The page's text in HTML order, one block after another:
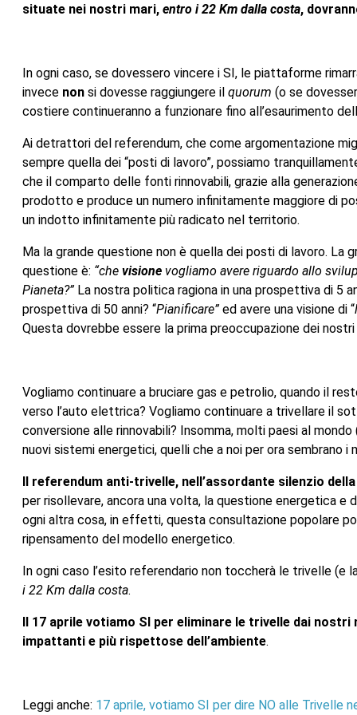
situate nei nostri mari, entro i 22 Km dalla costa,
In ogni caso, se dovessero vincere i SI, le piattaforme
invece nonsi dovesse raggiungere il quorum (o se
costiere continueranno a funzionare fino all’esaurimento
Ai detrattori del referendum, che come argomentazione
sempre quella dei “posti di lavoro”, possiamo
che il comparto delle fonti rinnovabili, grazie alla
prodotto e produce un numero infinitamente maggiore di
un indotto infinitamente più radicato nel territorio.
Ma la grande questione non è quella dei posti di lavoro. La
questione è: “che visionevogliamo avere riguardo allo
Pianeta?”La nostra politica ragiona in una prospettiva di 5
prospettiva di 50 anni? “Pianificare”ed avere una visione di “
Questa dovrebbe essere la prima preoccupazione dei
Vogliamo continuare a bruciare gas e petrolio, quando il
verso l’auto elettrica? Vogliamo continuare a trivellare il
conversione alle rinnovabili? Insomma, molti paesi al mondo
nuovi sistemi energetici, quelli che a noi per ora
Il referendum anti-trivelle, nell’assordante silenzio
per risollevare, ancora una volta, la questione energetica e
ogni altra cosa, in effetti, questa consultazione popolare
ripensamento del modello energetico.
In ogni caso l’esito referendario non toccherà le trivelle (e
i 22 Km dalla costa.
Il 17 aprile votiamo SI per eliminare le trivelle dai
impattanti e più rispettose dell’ambiente.
Leggi anche: 17 aprile, votiamo SI per dire NO alle Trivelle